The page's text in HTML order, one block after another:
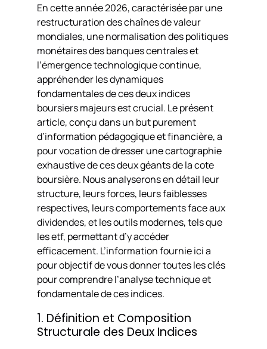
En cette année 2026, caractérisée par une
restructuration des chaînes de valeur
mondiales, une normalisation des politiques
monétaires des banques centrales et
l’émergence technologique continue,
appréhender les dynamiques
fondamentales de ces deux indices
boursiers majeurs est crucial. Le présent
article, conçu dans un but purement
d’information pédagogique et financière, a
pour vocation de dresser une cartographie
exhaustive de ces deux géants de la cote
boursière. Nous analyserons en détail leur
structure, leurs forces, leurs faiblesses
respectives, leurs comportements face aux
dividendes, et les outils modernes, tels que
les etf, permettant d’y accéder
efficacement. L’information fournie ici a
pour objectif de vous donner toutes les clés
pour comprendre l’analyse technique et
fondamentale de ces indices.
1. Définition et Composition
Structurale des Deux Indices